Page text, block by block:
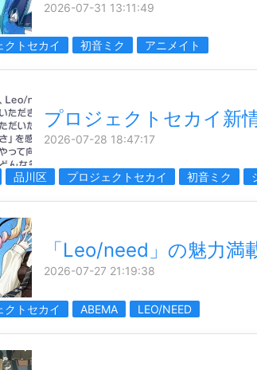
2026-07-31 13:11:49
クトセカイ 初音ミク アニメイト
プロジェクトセカイ新
2026-07-28 18:47:17
品川区 プロジェクトセカイ 初音ミク
「Leo/need」の魅力満
2026-07-27 21:19:38
クトセカイ ABEMA LEO/NEED